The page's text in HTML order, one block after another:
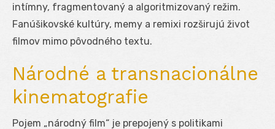
intímny, fragmentovaný a algoritmizovaný režim.
Fanúšikovské kultúry, memy a remixi rozširujú život
filmov mimo pôvodného textu.
Národné a transnacionálne
kinematografie
Pojem „národný film“ je prepojený s politikami